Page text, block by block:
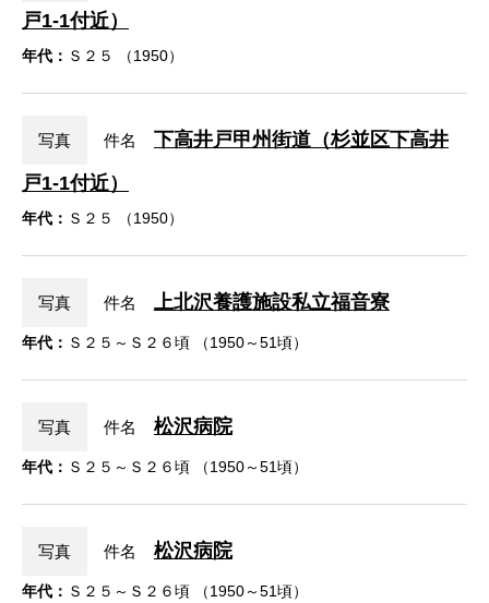
戸1-1付近）
年代： Ｓ２５ （1950）
写真 件名
下高井戸甲州街道（杉並区下高井
戸1-1付近）
年代： Ｓ２５ （1950）
写真 件名 上北沢養護施設私立福音寮
年代： Ｓ２５～Ｓ２６頃 （1950～51頃）
写真 件名 松沢病院
年代： Ｓ２５～Ｓ２６頃 （1950～51頃）
写真 件名 松沢病院
年代： Ｓ２５～Ｓ２６頃 （1950～51頃）